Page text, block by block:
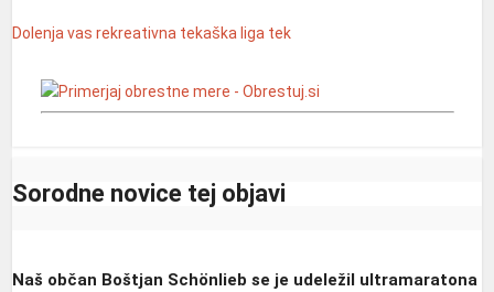
Dolenja vas rekreativna tekaška liga tek
Sorodne novice tej objavi
Naš občan Boštjan Schönlieb se je udeležil ultramaratona